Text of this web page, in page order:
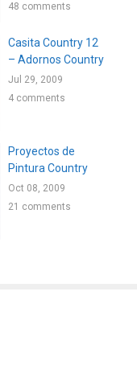
48 comments
Casita Country 12
– Adornos Country
Jul 29, 2009
4 comments
Proyectos de
Pintura Country
Oct 08, 2009
21 comments